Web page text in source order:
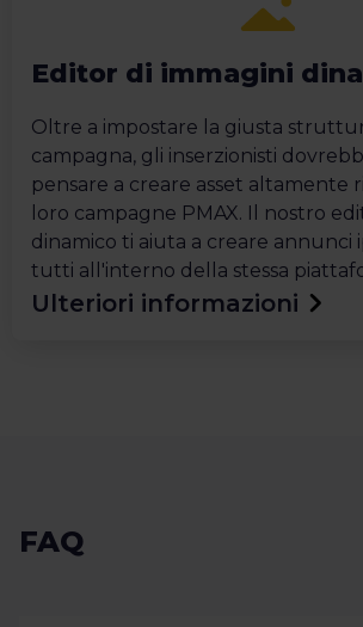
Editor di immagini
Oltre a impostare la giusta
campagna, gli inserzionisti
pensare a creare asset altamente
loro campagne PMAX. Il nostro
dinamico ti aiuta a creare annunci
tutti all'interno della stessa
Ulteriori informazioni
FAQ